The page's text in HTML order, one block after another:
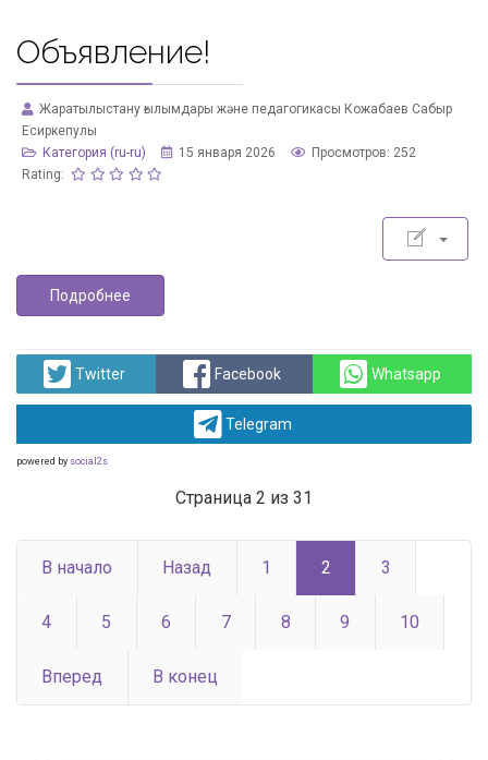
Объявление!
Жаратылыстану ғылымдары және педагогикасы Кожабаев Сабыр
Есиркепулы
Категория (ru-ru)
15 января 2026
Просмотров: 252
Rating:
Подробнее
Twitter Facebook Whatsapp
Telegram
powered by social2s
Страница 2 из 31
В начало Назад 1 2 3
4 5 6 7 8 9 10
Вперед В конец